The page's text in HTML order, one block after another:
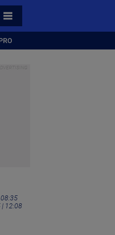
TOATE CATEGORIILE
| 12:08